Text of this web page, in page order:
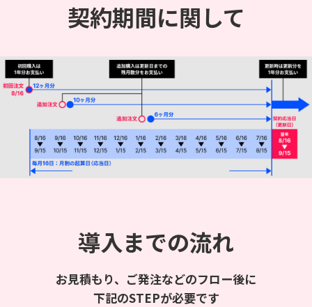
契約期間に関して
導入までの流れ
お見積もり、ご発注などのフロー後に
下記のSTEPが必要です